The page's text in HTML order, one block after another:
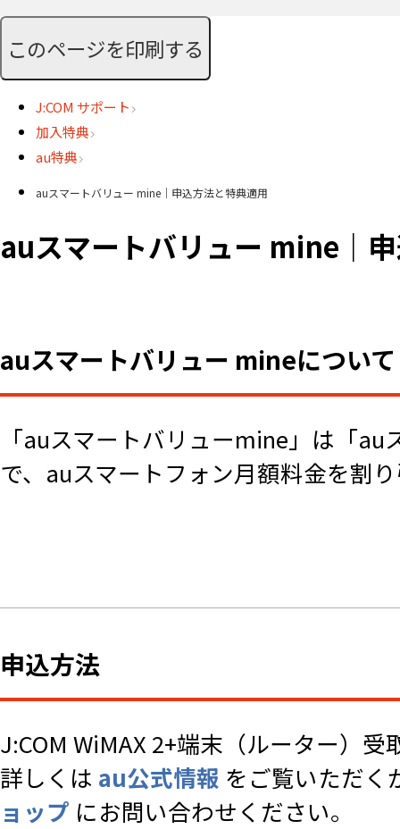
このページを印刷する
J:COM サポート
加入特典
au特典
auスマートバリュー mine｜申込方法と特典適用
auスマートバリュー mine｜
auスマートバリュー mineについて
「auスマートバリューmine」は「
で、auスマートフォン月額料金を割
申込方法
J:COM WiMAX 2+端末（ルーター）
詳しくは au公式情報 をご覧いただく
ョップ にお問い合わせください。